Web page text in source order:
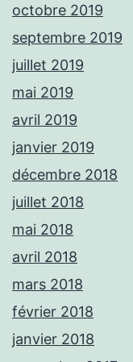
octobre 2019
septembre 2019
juillet 2019
mai 2019
avril 2019
janvier 2019
décembre 2018
juillet 2018
mai 2018
avril 2018
mars 2018
février 2018
janvier 2018